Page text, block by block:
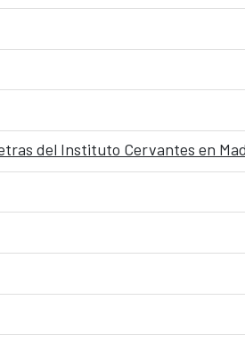
del Instituto Cervantes en